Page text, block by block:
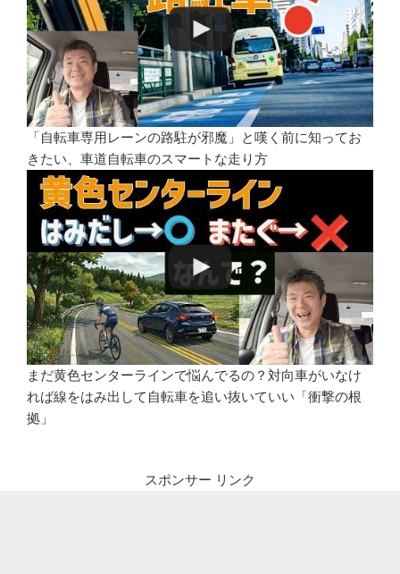
「自転車専用レーンの路駐が邪魔」と嘆く前に知ってお
きたい、車道自転車のスマートな走り方
まだ黄色センターラインで悩んでるの？対向車がいなけ
れば線をはみ出して自転車を追い抜いていい「衝撃の根
拠」
スポンサー リンク